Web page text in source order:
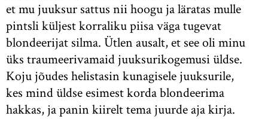
et mu juuksur sattus nii hoogu ja läratas mulle
pintsli küljest korraliku piisa väga tugevat
blondeerijat silma. Ütlen ausalt, et see oli minu
üks traumeerivamaid juuksurikogemusi üldse.
Koju jõudes helistasin kunagisele juuksurile,
kes mind üldse esimest korda blondeerima
hakkas, ja panin kiirelt tema juurde aja kirja.